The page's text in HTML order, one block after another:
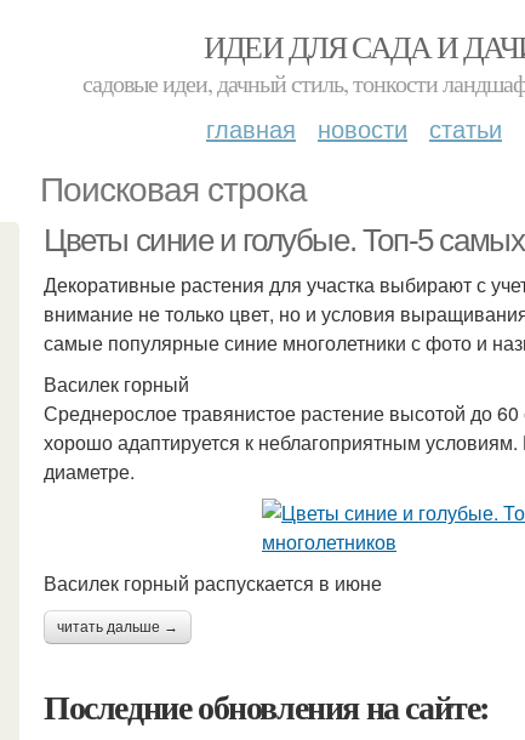
ИДЕИ ДЛЯ САДА И
садовые идеи, дачный стиль, тонкости
главная новости статьи
Поисковая строка
Цветы синие и голубые. Топ-5
Декоративные растения для участка выбирают с
внимание не только цвет, но и условия
самые популярные синие многолетники с фото и
Василек горный
Среднерослое травянистое растение высотой до
хорошо адаптируется к неблагоприятным
диаметре.
Василек горный распускается в июне
читать дальше →
Последние обновления на сайте: